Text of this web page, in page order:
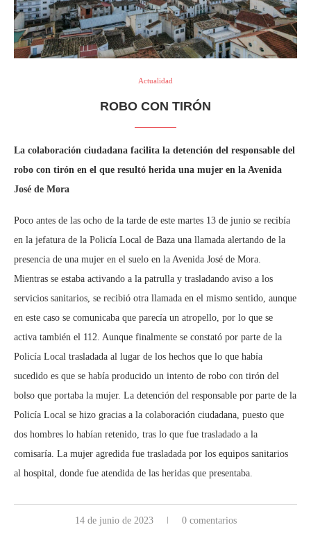
Actualidad
ROBO CON TIRÓN
La colaboración ciudadana facilita la detención del responsable del
robo con tirón en el que resultó herida una mujer en la Avenida
José de Mora
Poco antes de las ocho de la tarde de este martes 13 de junio se recibía
en la jefatura de la Policía Local de Baza una llamada alertando de la
presencia de una mujer en el suelo en la Avenida José de Mora.
Mientras se estaba activando a la patrulla y trasladando aviso a los
servicios sanitarios, se recibió otra llamada en el mismo sentido, aunque
en este caso se comunicaba que parecía un atropello, por lo que se
activa también el 112. Aunque finalmente se constató por parte de la
Policía Local trasladada al lugar de los hechos que lo que había
sucedido es que se había producido un intento de robo con tirón del
bolso que portaba la mujer. La detención del responsable por parte de la
Policía Local se hizo gracias a la colaboración ciudadana, puesto que
dos hombres lo habían retenido, tras lo que fue trasladado a la
comisaría. La mujer agredida fue trasladada por los equipos sanitarios
al hospital, donde fue atendida de las heridas que presentaba.
14 de junio de 2023 0 comentarios